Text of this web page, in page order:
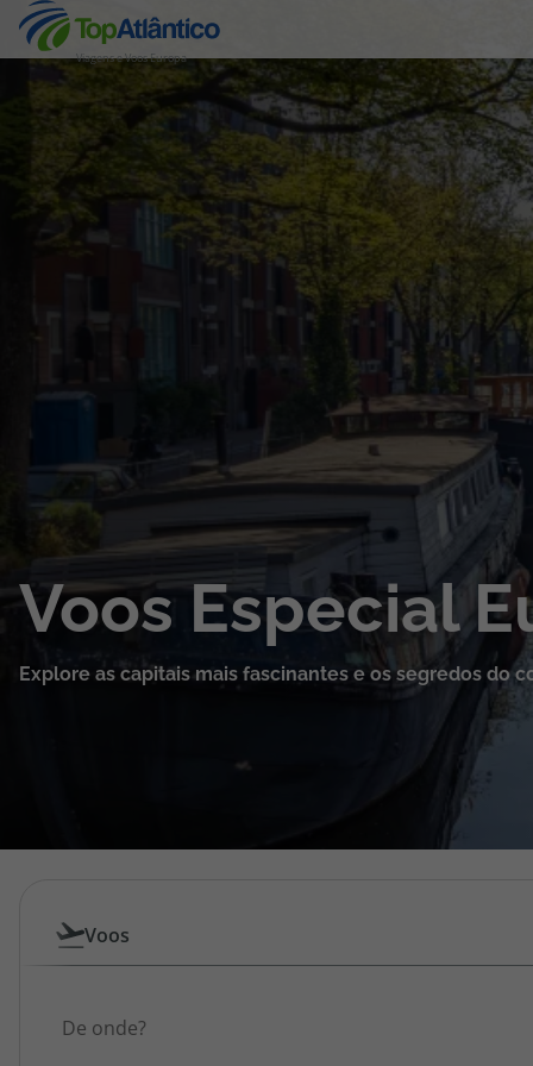
Viagens e Voos Europa
Destinos
Voos
Voos + Hotel
Pacotes de Férias
Disneyland ® Paris
Escapadinhas
Promoções
Voos Especial
Explore as capitais mais fascinantes e os segredos do
Pesquisar
por
Voos
Voos